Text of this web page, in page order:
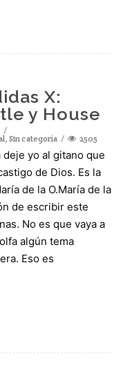
X:
y House
, Sin categoría 2505
yo al gitano que
de Dios. Es la
de la O.María de la
de escribir este
No es que vaya a
algún tema
Eso es